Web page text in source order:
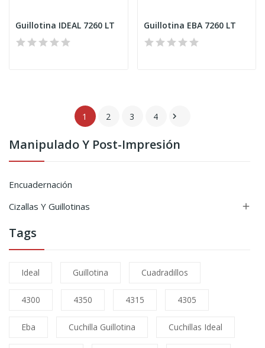
Manipulado Y Post-Impresión
Encuadernación
Cizallas Y Guillotinas

Tags
Ideal Guillotina Cuadradillos
4300 4350 4315 4305
Eba Cuchilla Guillotina Cuchillas Ideal
Guillotina IDEAL 7260 LT Guillotina EBA 7260 LT
1 2 3 4 